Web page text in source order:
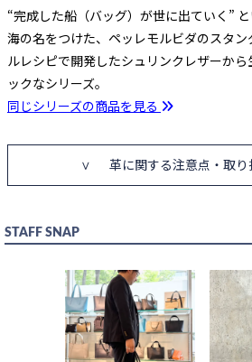
“完成した船（バッグ）が世に出ていく”
海の名をつけた、ペッレモルビダのスタ
ルレシピで開発したシュリンクレザーか
ックなシリーズ。
同じシリーズの商品を見る
革に関する注意点・取り
STAFF SNAP